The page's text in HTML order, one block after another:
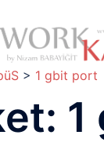
> 1 gbit port
1